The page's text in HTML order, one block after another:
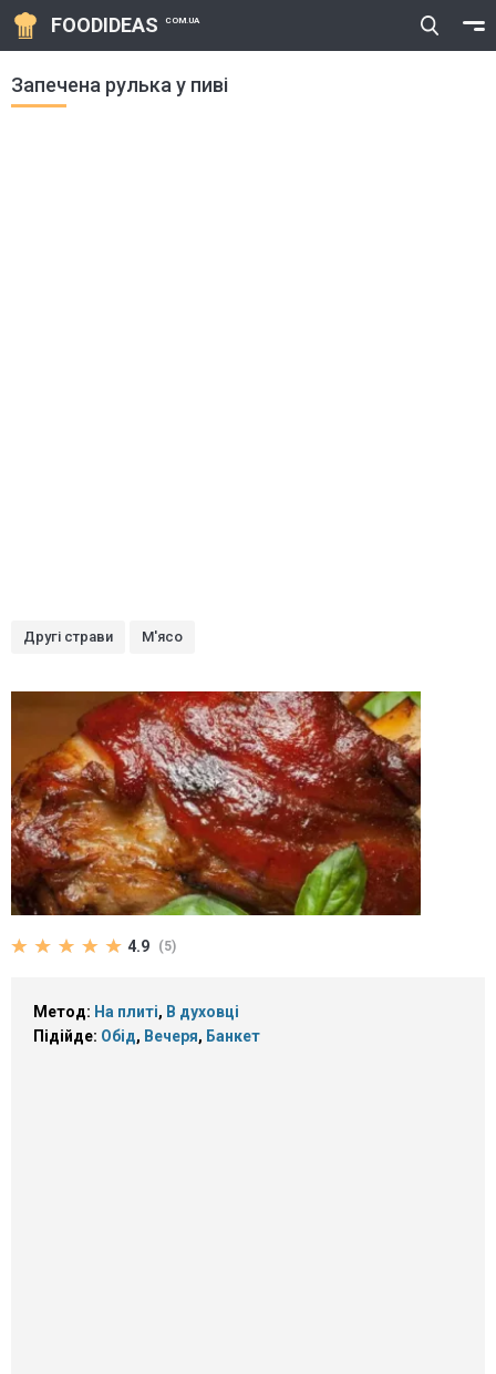
FOODIDEAS COM.UA
Запечена рулька у пиві
Другі страви М'ясо
4.9 (5)
Метод: На плиті, В духовці
Підійде: Обід, Вечеря, Банкет